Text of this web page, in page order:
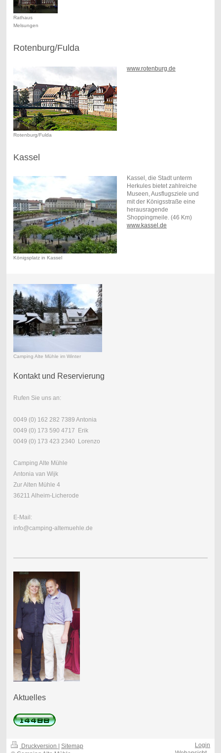
Rathaus
Melsungen
Rotenburg/Fulda
Rotenburg/Fulda
www.rotenburg.de
Kassel
Königsplatz in Kassel
Kassel, die Stadt unterm
Herkules bietet zahlreiche
Museen, Ausflugsziele und
mit der Königsstraße eine
herausragende
Shoppingmeile. (46 Km)
www.kassel.de
Camping Alte Mühle im Winter
Kontakt und Reservierung
Rufen Sie uns an:
0049 (0) 162 282 7389 Antonia
0049 (0) 173 590 4717 Erik
0049 (0) 173 423 2340 Lorenzo
Camping Alte Mühle
Antonia van Wijk
Zur Alten Mühle 4
36211 Alheim-Licherode
E-Mail:
info@camping-altemuehle.de
Aktuelles
Druckversion | Sitemap
Login